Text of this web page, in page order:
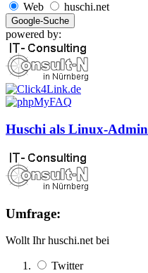
Web huschi.net
powered by:
Huschi als Linux-Admin
Umfrage:
Wollt Ihr huschi.net bei
Twitter